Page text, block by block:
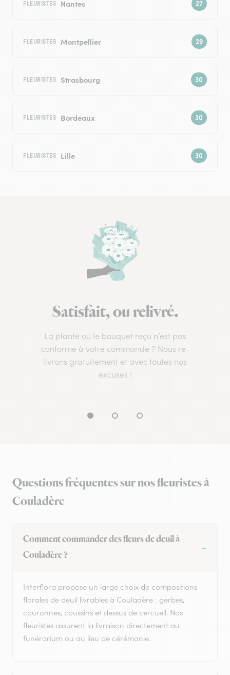
FLEURISTES Nantes
FLEURISTES Montpellier
FLEURISTES Strasbourg
FLEURISTES Bordeaux
FLEURISTES Lille
Satisfait, ou relivré.
La plante ou le bouquet reçu n’est pas
conforme à votre commande ? Nous re-
livrons gratuitement et avec toutes nos
excuses !
Questions fréquentes sur nos fleuristes à
Couladère
Comment commander des fleurs de deuil à
Couladère ?
Interflora propose un large choix de compositions
florales de deuil livrables à Couladère : gerbes,
couronnes, coussins et dessus de cercueil. Nos
fleuristes assurent la livraison directement au
funérarium ou au lieu de cérémonie.